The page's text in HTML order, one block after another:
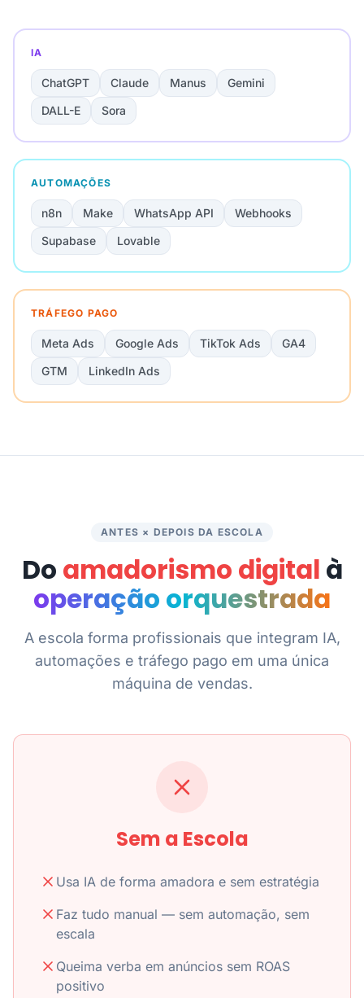
IA
ChatGPT Claude Manus
Gemini
DALL-E
Sora
AUTOMAÇÕES
n8n Make WhatsApp API
Webhooks
Supabase
Lovable
TRÁFEGO PAGO
Meta Ads Google Ads TikTok Ads
GA4
GTM
LinkedIn Ads
ANTES × DEPOIS DA ESCOLA
Do amadorismo digital à
operação orquestrada
A escola forma profissionais que integram IA,
automações e tráfego pago em uma única
máquina de vendas.
Sem a Escola
Usa IA de forma amadora e sem estratégia
Faz tudo manual — sem automação, sem
escala
Queima verba em anúncios sem ROAS
positivo